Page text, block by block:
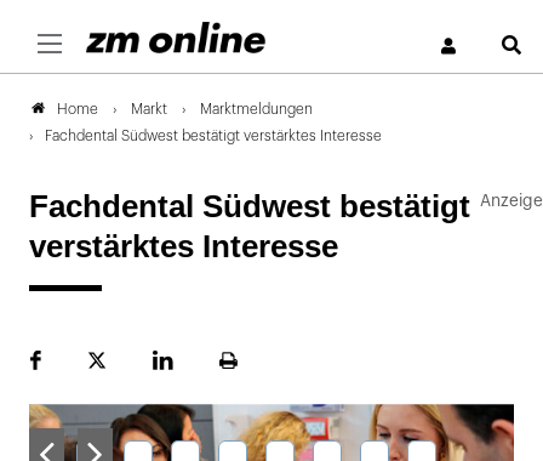
Home Markt
Marktmeldungen
Fachdental Südwest bestätigt verstärktes Interesse
Fachdental Südwest bestätigt
verstärktes Interesse
FacebookPlattformLinekdInSeite